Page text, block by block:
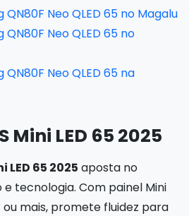
Neo QLED 65 no Magalu
Neo QLED 65 no
Neo QLED 65 na
Mini LED 65 2025
LED 65 2025 aposta no
tecnologia. Com painel Mini
ou mais, promete fluidez para